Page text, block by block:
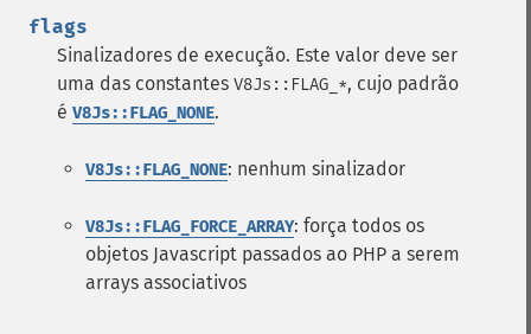
flags
Sinalizadores de execução. Este valor deve ser
uma das constantes V8Js::FLAG_*, cujo padrão
é V8Js::FLAG_NONE.
V8Js::FLAG_NONE: nenhum sinalizador
V8Js::FLAG_FORCE_ARRAY: força todos os
objetos Javascript passados ​​ao PHP a serem
arrays associativos